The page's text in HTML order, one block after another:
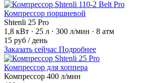
Компрессор поршневой
Shtenli 25 Pro
1,8 кВт · 25 л · 300 л/мин · 8 атм
15 руб / день
Заказать сейчас Подробнее
Компрессор для хоппера
Компрессор 400 л/мин